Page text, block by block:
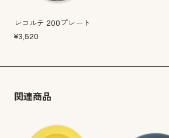
レコルテ 200プレート
¥3,520
関連商品